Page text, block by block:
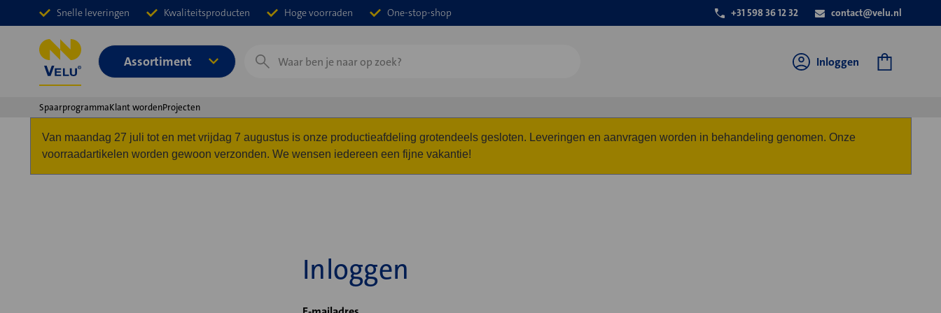
Snelle leveringen Kwaliteitsproducten Hoge voorraden One-stop-shop +31 598 36 12 32 contact@velu.nl
Assortiment
Zoeken
Inloggen
SpaarprogrammaKlant wordenProjecten
Van maandag 27 juli tot en met vrijdag 7 augustus is onze productieafdeling grotendeels gesloten. Leveringen en aanvragen worden in behandeling genomen. Onze
voorraadartikelen worden gewoon verzonden. We wensen iedereen een fijne vakantie!
Inloggen